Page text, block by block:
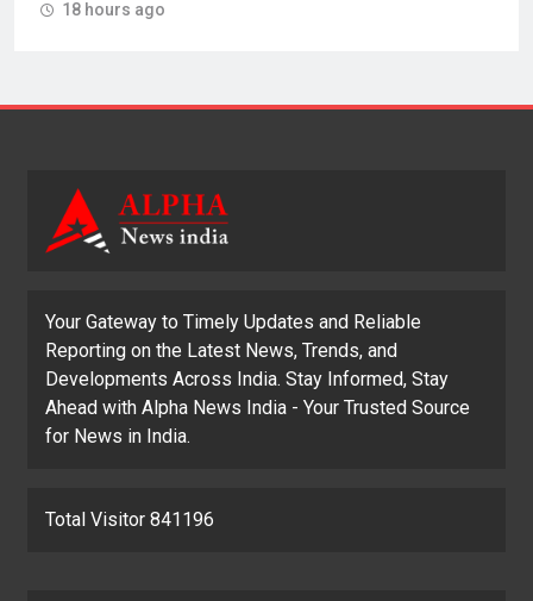
18 hours ago
Your Gateway to Timely Updates and Reliable
Reporting on the Latest News, Trends, and
Developments Across India. Stay Informed, Stay
Ahead with Alpha News India - Your Trusted Source
for News in India.
Total Visitor 841196